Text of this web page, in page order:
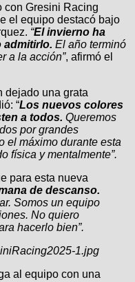
con Gresini Racing
el equipo destacó bajo
“El invierno ha
admitirlo. El año terminó
a la acción”, afirmó el
dejado una grata
“Los nuevos colores
a todos. Queremos
por grandes
el máximo durante esta
física y mentalmente”.
para esta nueva
de descanso.
Somos un equipo
No quiero
hacerlo bien”.
al equipo con una